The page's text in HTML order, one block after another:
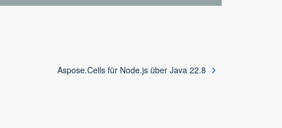
Aspose.Cells für Node.js über Java 22.8